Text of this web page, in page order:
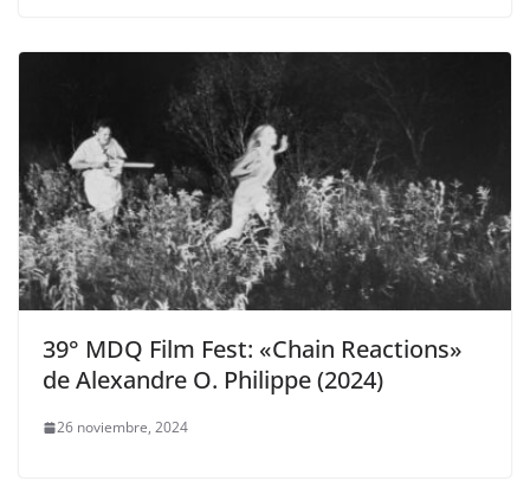
39° MDQ Film Fest: «Chain Reactions»
de Alexandre O. Philippe (2024)
26 noviembre, 2024